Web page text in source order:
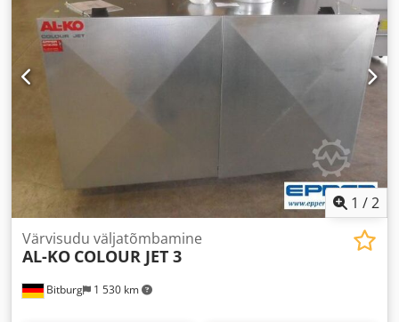
1 /2
Bitburg 1 530 km
Värvisudu väljatõmbamine
AL-KO COLOUR JET 3